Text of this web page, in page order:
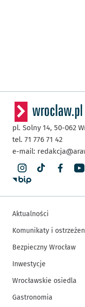
pl. Solny 14, 50-062
tel. 71 776 71 42
e-mail:
Aktualności
Komunikaty i
Bezpieczny Wrocław
Inwestycje
Wrocławskie osiedla
Gastronomia